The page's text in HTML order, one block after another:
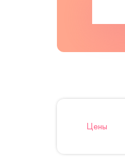
Цены